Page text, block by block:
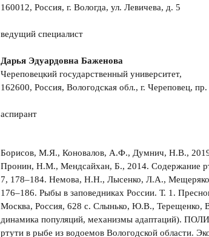
160012, Россия, г. Вологда, ул. Левичева, д. 5
ведущий специалист
Дарья Эдуардовна Баженова
Череповецкий государственный университет,
162600, Россия, Вологодская обл., г. Череповец,
аспирант
Борисов, М.Я., Коновалов, А.Ф., Думнич, Н.В.,
Пронин, Н.М., Мендсайхан, Б., 2014. Содержание
7, 178–184. Немова, Н.Н., Лысенко, Л.А.,
176–186. Рыбы в заповедниках России. Т. 1.
Москва, Россия, 628 с. Слынько, Ю.В., Терещенко,
динамика популяций, механизмы адаптаций).
ртути в рыбе из водоемов Вологодской области.